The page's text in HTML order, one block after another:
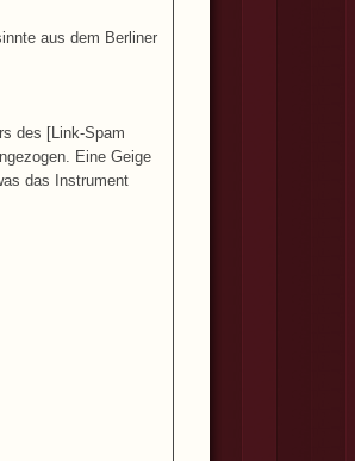
aus dem Berliner
des [Link-Spam
Eine Geige
das Instrument